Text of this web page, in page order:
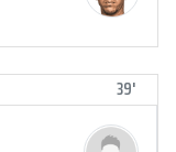
39'